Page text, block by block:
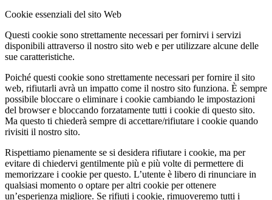
Cookie essenziali del sito Web
Questi cookie sono strettamente necessari per fornirvi i servizi
disponibili attraverso il nostro sito web e per utilizzare alcune delle
sue caratteristiche.
Poiché questi cookie sono strettamente necessari per fornire il sito
web, rifiutarli avrà un impatto come il nostro sito funziona. È sempre
possibile bloccare o eliminare i cookie cambiando le impostazioni
del browser e bloccando forzatamente tutti i cookie di questo sito.
Ma questo ti chiederà sempre di accettare/rifiutare i cookie quando
rivisiti il nostro sito.
Rispettiamo pienamente se si desidera rifiutare i cookie, ma per
evitare di chiedervi gentilmente più e più volte di permettere di
memorizzare i cookie per questo. L’utente è libero di rinunciare in
qualsiasi momento o optare per altri cookie per ottenere
un’esperienza migliore. Se rifiuti i cookie, rimuoveremo tutti i